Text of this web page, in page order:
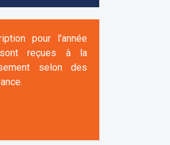
pour l'année
sont reçues à la
selon des